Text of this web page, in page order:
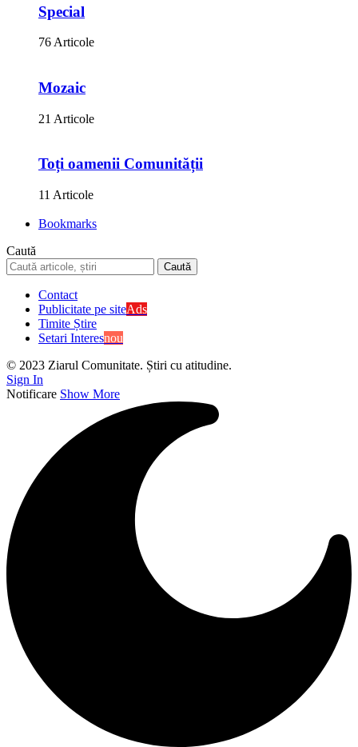
Special
76 Articole
Mozaic
21 Articole
Toți oamenii Comunității
11 Articole
Bookmarks
Caută
Contact
Publicitate pe siteAds
Timite Știre
Setari Interesnou
© 2023 Ziarul Comunitate. Știri cu atitudine.
Sign In
Notificare Show More